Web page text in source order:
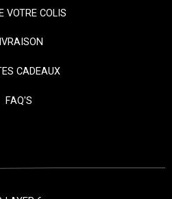
VOTRE COLIS
CADEAUX
FAQ'S